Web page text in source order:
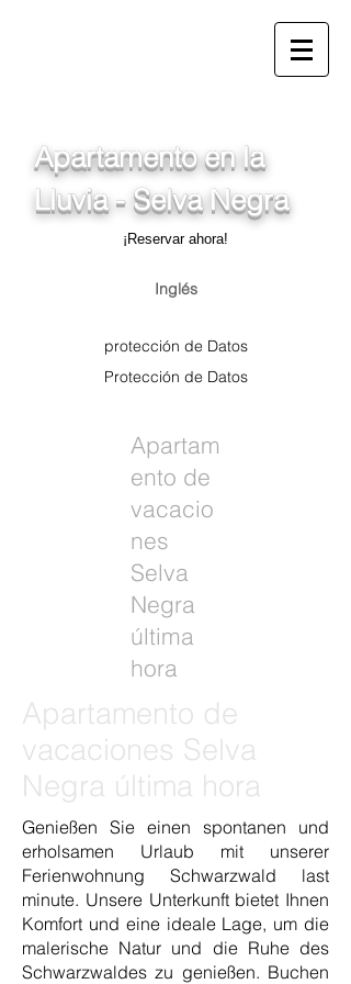
¡Reservar ahora!
Apartamento en la
Lluvia - Selva Negra
Inglés
protección de Datos
Protección de Datos
Apartam
ento de
vacacio
nes
Selva
Negra
última
hora
Apartamento de
vacaciones Selva
Negra última hora
Genießen Sie einen spontanen und
erholsamen Urlaub mit unserer
Ferienwohnung Schwarzwald last
minute. Unsere Unterkunft bietet Ihnen
Komfort und eine ideale Lage, um die
malerische Natur und die Ruhe des
Schwarzwaldes zu genießen. Buchen